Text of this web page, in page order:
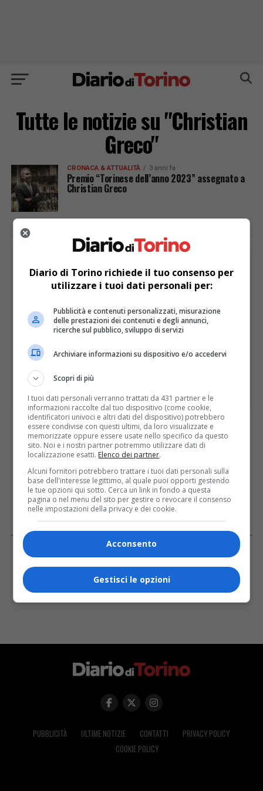
Tutte le notizie su "Christian
Greco"
CRONACA & ATTUALITÀ 3 anni fa
Premio “Torinese dell’anno 2023” assegnato a
Christian Greco
I PIÙ LETTI ULTIME
PUBBLICITÀ ULTIME NOTIZIE CONTATTI
PRIVACY POLICY
COOKIE POLICY
Diario di Torino richiede il tuo consenso per
utilizzare i tuoi dati personali per:
Pubblicità e contenuti personalizzati, misurazione
delle prestazioni dei contenuti e degli annunci,
ricerche sul pubblico, sviluppo di servizi
Archiviare informazioni su dispositivo e/o accedervi
Scopri di più
I tuoi dati personali verranno trattati da 431 partner e le
informazioni raccolte dal tuo dispositivo (come cookie,
identificatori univoci e altri dati del dispositivo) potrebbero
essere condivise con questi ultimi, da loro visualizzate e
memorizzate oppure essere usate nello specifico da questo
sito. Noi e i nostri partner potremmo utilizzare dati di
localizzazione esatti. Elenco dei partner.
Alcuni fornitori potrebbero trattare i tuoi dati personali sulla
base dell'interesse legittimo, al quale puoi opporti gestendo
le tue opzioni qui sotto. Cerca un link in fondo a questa
pagina o nel menu del sito per gestire o revocare il consenso
nelle impostazioni della privacy e dei cookie.
Acconsento
Gestisci le opzioni